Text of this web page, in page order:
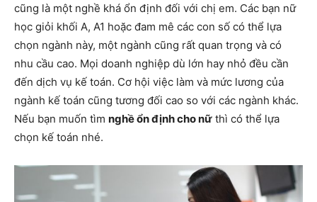
cũng là một nghề khá ổn định đối với chị em. Các bạn nữ
học giỏi khối A, A1 hoặc đam mê các con số có thể lựa
chọn ngành này, một ngành cũng rất quan trọng và có
nhu cầu cao. Mọi doanh nghiệp dù lớn hay nhỏ đều cần
đến dịch vụ kế toán. Cơ hội việc làm và mức lương của
ngành kế toán cũng tương đối cao so với các ngành khác.
Nếu bạn muốn tìm nghề ổn định cho nữ thì có thể lựa
chọn kế toán nhé.